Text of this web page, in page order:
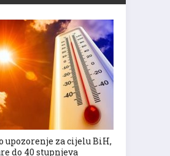
upozorenje za cijelu BiH,
do 40 stupnjeva